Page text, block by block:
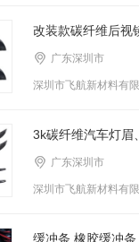
改装款碳纤维后视
广东深圳市
深圳市飞航新材料有
3k碳纤维汽车灯眉
广东深圳市
深圳市飞航新材料有
缓冲条 橡胶缓冲